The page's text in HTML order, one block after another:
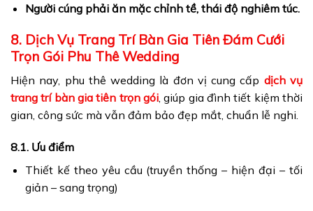
Người cúng phải ăn mặc chỉnh tề, thái độ nghiêm túc.
8. Dịch Vụ Trang Trí Bàn Gia Tiên Đám Cưới
Trọn Gói Phu Thê Wedding
Hiện nay, phu thê wedding là đơn vị cung cấp dịch vụ
trang trí bàn gia tiên trọn gói , giúp gia đình tiết kiệm thời
gian, công sức mà vẫn đảm bảo đẹp mắt, chuẩn lễ nghi.
8.1. Ưu điểm
Thiết kế theo yêu cầu (truyền thống – hiện đại – tối
giản – sang trọng)